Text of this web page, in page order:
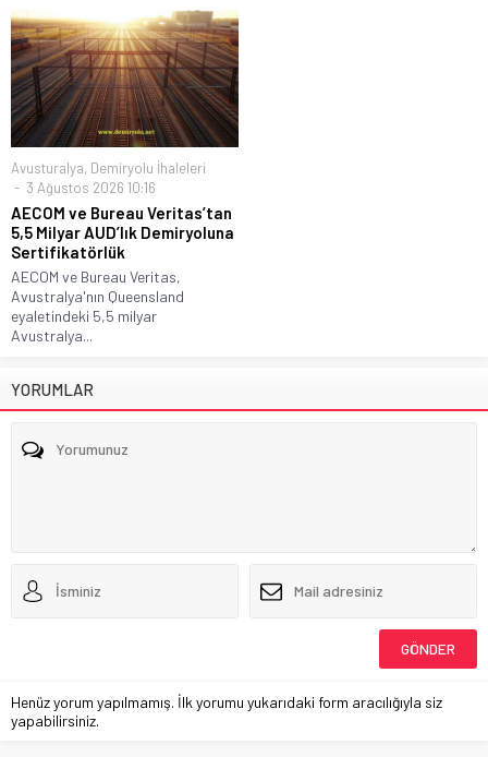
Avusturalya, Demiryolu İhaleleri
3 Ağustos 2026 10:16
AECOM ve Bureau Veritas’tan
5,5 Milyar AUD’lık Demiryoluna
Sertifikatörlük
AECOM ve Bureau Veritas,
Avustralya'nın Queensland
eyaletindeki 5,5 milyar
Avustralya...
YORUMLAR
Henüz yorum yapılmamış. İlk yorumu yukarıdaki form aracılığıyla siz
yapabilirsiniz.